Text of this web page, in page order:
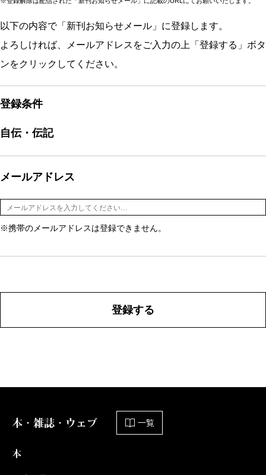
以下の内容で「新刊お知らせメール」に登録します。
よろしければ、メールアドレスをご入力の上「登録する」ボタ
ンをクリックしてください。
登録条件
自伝・伝記
メールアドレス
※携帯のメールアドレスは登録できません。
登録する
本・雑誌・ウェブ 一覧
本